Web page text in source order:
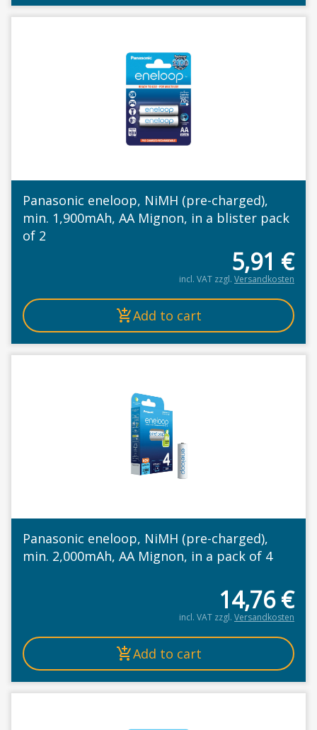
Panasonic eneloop, NiMH (pre-charged),
min. 1,900mAh, AA Mignon, in a blister pack
of 2
5,91 €
incl. VAT zzgl. Versandkosten
Add to cart
Panasonic eneloop, NiMH (pre-charged),
min. 2,000mAh, AA Mignon, in a pack of 4
14,76€
incl. VAT zzgl. Versandkosten
Add to cart